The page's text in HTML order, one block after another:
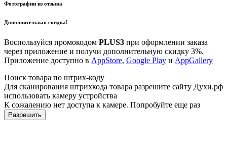
Фотографии из отзыва
Дополнительная скидка!
Воспользуйся промокодом PLUS3 при оформлении заказа
через приложение и получи дополнительную скидку 3%.
Приложение доступно в AppStore, Google Play и AppGallery
Поиск товара по штрих-коду
Для сканирования штрихкода товара разрешите сайту Духи.рф
использовать камеру устройства
К сожалению нет доступа к камере. Попробуйте еще раз
Разрешить